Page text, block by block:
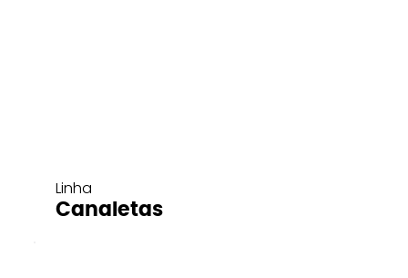
Linha
Canaletas